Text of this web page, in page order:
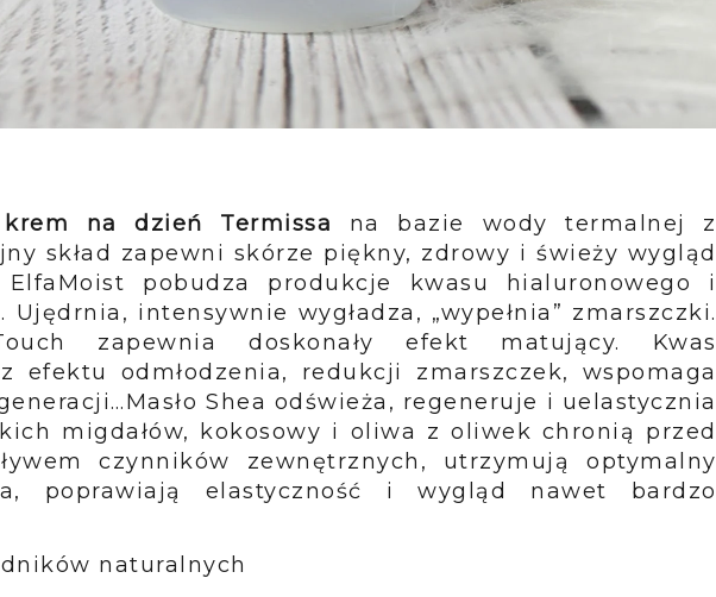
na dzień Termissa na bazie wody termalnej z
skład zapewni skórze piękny, zdrowy i świeży wygląd
ElfaMoist pobudza produkcje kwasu hialuronowego i
intensywnie wygładza, „wypełnia” zmarszczki.
zapewnia doskonały efekt matujący. Kwas
efektu odmłodzenia, redukcji zmarszczek, wspomaga
Shea odświeża, regeneruje i uelastycznia
migdałów, kokosowy i oliwa z oliwek chronią przed
czynników zewnętrznych, utrzymują optymalny
poprawiają elastyczność i wygląd nawet bardzo
naturalnych